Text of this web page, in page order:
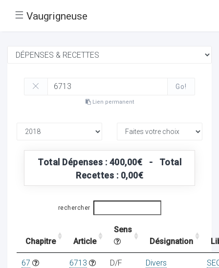
☰ Vaugrigneuse
Go!
Lien permanent
Total Dépenses : 400,00€ - Total
Recettes : 0,00€
rechercher
Chapitre Article
Sens
Désignation
67 6713 D/F Divers